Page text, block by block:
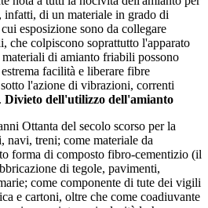
infatti, di un materiale in grado di
esposizione sono da collegare
che colpiscono soprattutto l'apparato
di amianto friabili possono
facilità e liberare fibre
l'azione di vibrazioni, correnti
Divieto dell'utilizzo dell'amianto
Ottanta del secolo scorso per la
navi, treni; come materiale da
forma di composto fibro-cementizio (il
di tegole, pavimenti,
come componente di tute dei vigili
e cartoni, oltre che come coadiuvante